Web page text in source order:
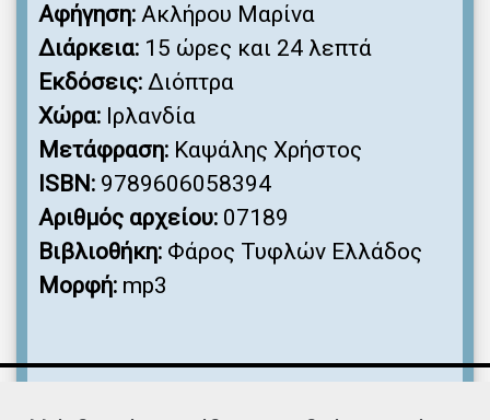
Αφήγηση: Ακλήρου Μαρίνα
Διάρκεια: 15 ώρες και 24 λεπτά
Εκδόσεις: Διόπτρα
Χώρα: Ιρλανδία
Μετάφραση: Καψάλης Χρήστος
ISBN: 9789606058394
Αριθμός αρχείου: 07189
Βιβλιοθήκη: Φάρος Τυφλών Ελλάδος
Μορφή: mp3